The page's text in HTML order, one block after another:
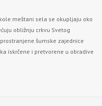
meštani sela se okupljaju oko
obližnju crkvu Svetog
šumske zajednice
iskrčene i pretvorene u obradive